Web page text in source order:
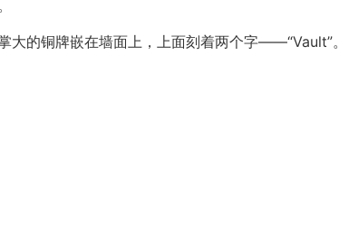
大的铜牌嵌在墙面上，上面刻着两个字——“Vault”。